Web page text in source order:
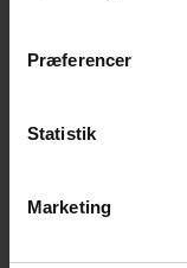
brugt er du
enhver tid ændre
trykke på ikonet i
Præferencer
Statistik
Marketing